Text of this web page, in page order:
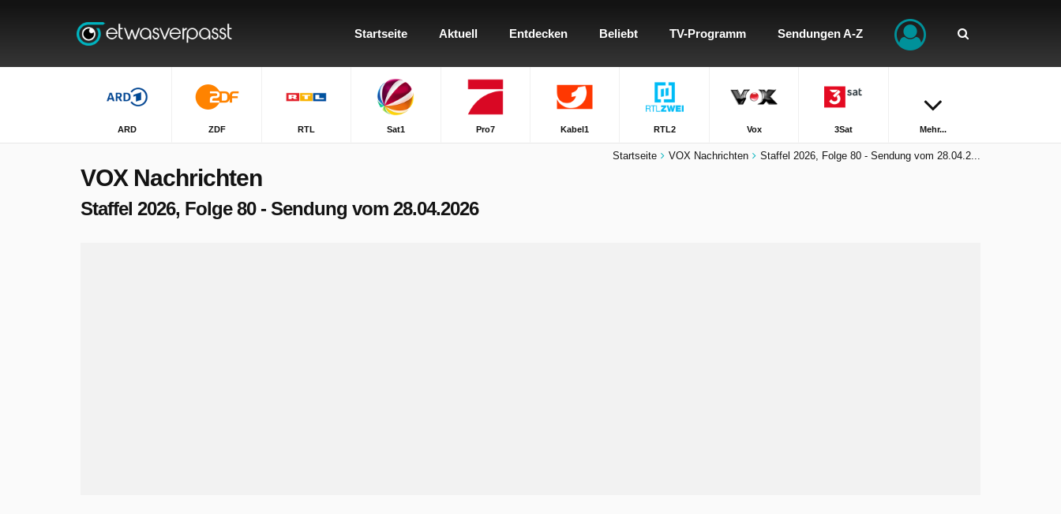
Startseite Aktuell Entdecken Beliebt TV-Programm Sendungen A-Z
ARD ZDF RTL Sat1 Pro7 Kabel1 RTL2 Vox 3Sat Mehr...
Startseite VOX Nachrichten Staffel 2026, Folge 80 - Sendung vom 28.04.2...
VOX Nachrichten
Staffel 2026, Folge 80 - Sendung vom 28.04.2026